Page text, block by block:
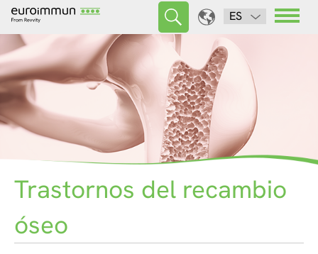
ES
Trastornos del recambio
óseo